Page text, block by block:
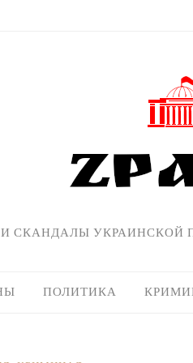
СКАНДАЛЫ УКРАИНСКОЙ
ПОЛИТИКА